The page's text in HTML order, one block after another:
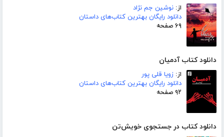
از: نوشین جم نژاد
دانلود رایگان بهترین کتاب‌های داستان
۶۹ صفحه
دانلود کتاب آدمیان
از: زویا قلی پور
دانلود رایگان بهترین کتاب‌های داستان
۹۲ صفحه
دانلود کتاب در جستجوی خویش‌تن